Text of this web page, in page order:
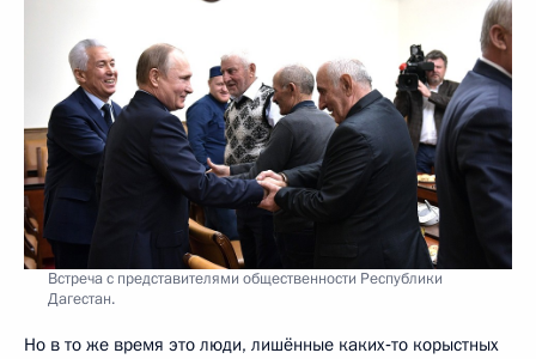
Встреча с представителями общественности Республики
Дагестан.
Но в то же время это люди, лишённые каких‑то корыстных